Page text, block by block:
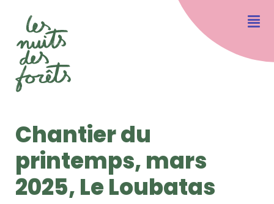
Chantier du
printemps, mars
2025, Le Loubatas